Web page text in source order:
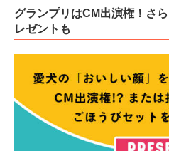
グランプリはCM出演権！さ
レゼントも